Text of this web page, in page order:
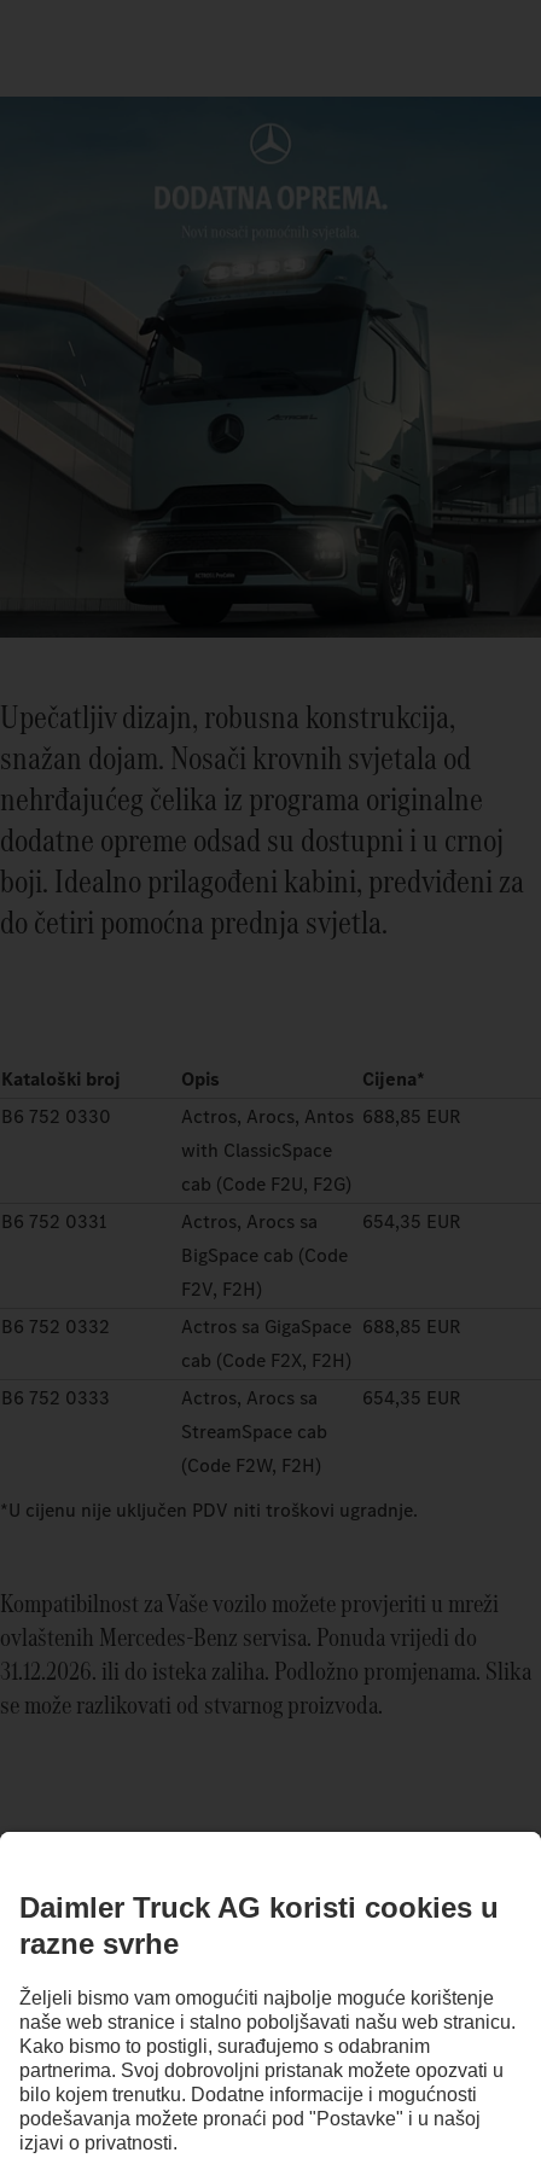
Upečatljiv dizajn, robusna konstrukcija,
snažan dojam. Nosači krovnih svjetala od
nehrđajućeg čelika iz programa originalne
dodatne opreme odsad su dostupni i u crnoj
boji. Idealno prilagođeni kabini, predviđeni za
do četiri pomoćna prednja svjetla.
Kataloški broj Opis
Cijena*
B6 752 0330
Actros, Arocs, Antos
with ClassicSpace
cab (Code F2U, F2G)
688,85 EUR
B6 752 0331
Actros, Arocs sa
BigSpace cab (Code
F2V, F2H)
654,35 EUR
B6 752 0332
Actros sa GigaSpace
cab (Code F2X, F2H)
688,85 EUR
B6 752 0333
Actros, Arocs sa
StreamSpace cab
(Code F2W, F2H)
654,35 EUR
*U cijenu nije uključen PDV niti troškovi ugradnje.
Kompatibilnost za Vaše vozilo možete provjeriti u mreži
ovlaštenih Mercedes-Benz servisa. Ponuda vrijedi do
31.12.2026. ili do isteka zaliha. Podložno promjenama. Slika
se može razlikovati od stvarnog proizvoda.
OSTANI U KONTAKTU.
Otkrij Mercedes-Benz Trucks na našim digitalnim kanalima.